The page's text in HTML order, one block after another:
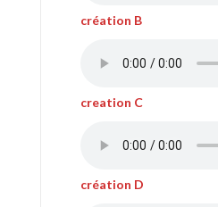
création B
creation C
création D